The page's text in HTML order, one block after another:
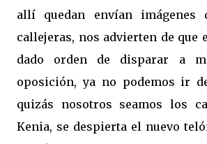
allí quedan envían imágenes
callejeras, nos advierten de que
dado orden de disparar a
oposición, ya no podemos ir
quizás nosotros seamos los
Kenia, se despierta el nuevo